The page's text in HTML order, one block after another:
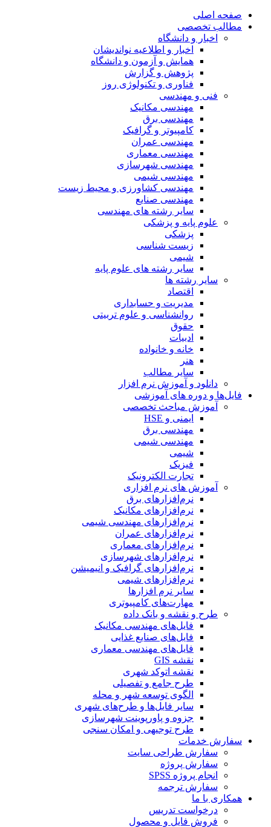
صفحه اصلی
مطالب تخصصی
اخبار و دانشگاه
اخبار و اطلاعیه نواندیشان
همایش و آزمون و دانشگاه
پژوهش و گزارش
فناوری و تکنولوژی روز
فنی و مهندسی
مهندسی مکانیک
مهندسی برق
کامپیوتر و گرافیک
مهندسی عمران
مهندسی معماری
مهندسی شهرسازی
مهندسی شیمی
مهندسی کشاورزی و محیط زیست
مهندسی صنایع
سایر رشته های مهندسی
علوم پایه و پزشکی
پزشکی
زیست شناسی
شیمی
سایر رشته های علوم پایه
سایر رشته ها
اقتصاد
مدیریت و حسابداری
روانشناسی و علوم تربیتی
حقوق
ادبیات
خانه و خانواده
هنر
سایر مطالب
دانلود و آموزش نرم افزار
فایل‌ها و دوره های آموزشی
آموزش مباحث تخصصی
ایمنی و HSE
مهندسی برق
مهندسی شیمی
شیمی
فیزیک
تجارت الکترونیک
آموزش های نرم افزاری
نرم‌افزارهای برق
نرم‌افزارهای مکانیک
نرم‌افزارهای مهندسی شیمی
نرم‌افزارهای عمران
نرم‌افزارهای معماری
نرم‌افزارهای شهرسازی
نرم‌افزارهای گرافیک و انیمیشن
نرم‌افزارهای شیمی
سایر نرم افزارها
مهارت‌های کامپیوتری
طرح و نقشه و بانک داده
فایل‌های مهندسی مکانیک
فایل‌های صنایع غذایی
فایل‌های مهندسی معماری
نقشه GIS
نقشه اتوکد شهری
طرح جامع و تفصیلی
الگوی توسعه شهر و محله
سایر فایل‌ها و طرح‌های شهری
جزوه و پاورپوینت شهرسازی
طرح توجیهی و امکان سنجی
سفارش خدمات
سفارش طراحی سایت
سفارش پروژه
انجام پروژه SPSS
سفارش ترجمه
همکاری با ما
درخواست تدریس
فروش فایل و محصول